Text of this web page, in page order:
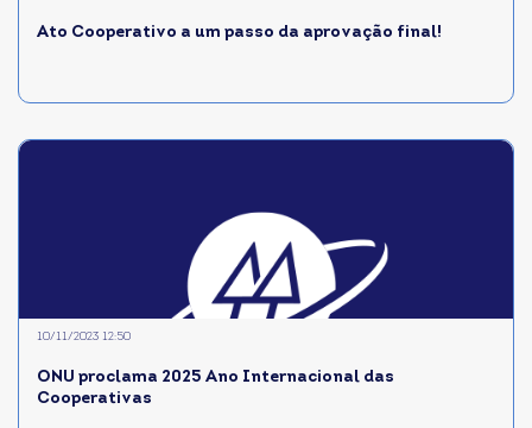
Ato Cooperativo a um passo da aprovação final!
ONU proclama 2025 Ano Internacional das
Cooperativas
10/11/2023 12:50